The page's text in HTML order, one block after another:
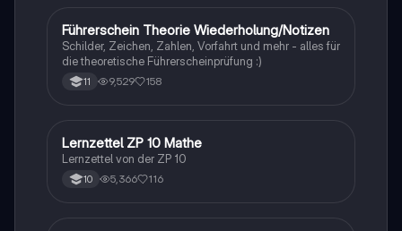
Lerntipps
Führerschein Theorie Wiederholung/Notizen
Schilder, Zeichen, Zahlen, Vorfahrt und mehr - alles für
die theoretische Führerscheinprüfung :)
11 9,529 158
Mathe
Lernzettel ZP 10 Mathe
Lernzettel von der ZP 10
10 5,366 116